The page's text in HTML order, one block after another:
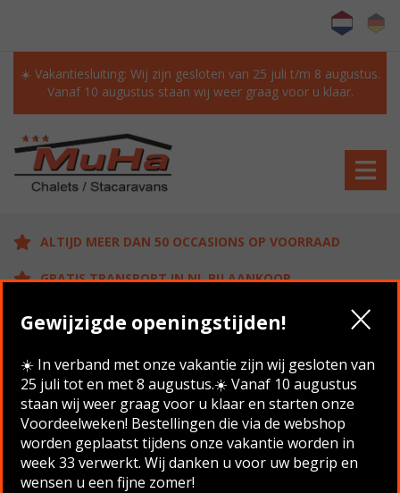
☀️ Vakantiesluiting: Wij zijn gesloten van 25 juli t/m 8 augustus.
Vanaf 10 augustus staan wij weer graag voor u klaar.
ALTIJD MEER DAN 50 OCCASIONS OP VOORRAAD
GRATIS TRANSPORT IN NL BIJ AANKOOP
KLANTEN BEOORDELEN ONS MET EEN 9.6/10
Home/ Aanbod
Terug naar overzicht
Gewijzigde openingstijden!
☀️ In verband met onze vakantie zijn wij gesloten van
25 juli tot en met 8 augustus.☀️ Vanaf 10 augustus
staan wij weer graag voor u klaar en starten onze
Voordeelweken! Bestellingen die via de webshop
worden geplaatst tijdens onze vakantie worden in
week 33 verwerkt. Wij danken u voor uw begrip en
wensen u een fijne zomer!